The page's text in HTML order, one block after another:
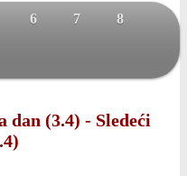
6 7 8
dan (3.4) - Sledeći